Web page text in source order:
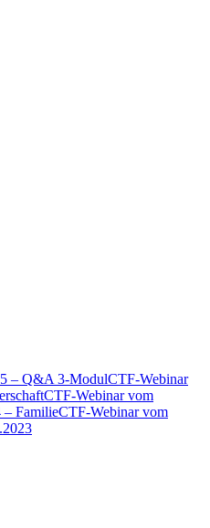
– Q&A 3-ModulCTF-Webinar
CTF-Webinar vom
– FamilieCTF-Webinar vom